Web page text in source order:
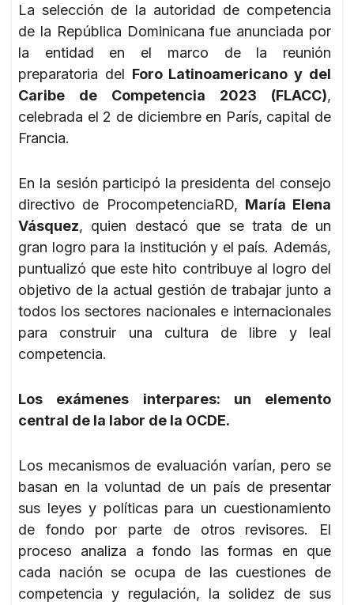
La selección de la autoridad de competencia
de la República Dominicana fue anunciada por
la entidad en el marco de la reunión
preparatoria del Foro Latinoamericano y del
Caribe de Competencia 2023 (FLACC),
celebrada el 2 de diciembre en París, capital de
Francia.
En la sesión participó la presidenta del consejo
directivo de ProcompetenciaRD, María Elena
Vásquez, quien destacó que se trata de un
gran logro para la institución y el país. Además,
puntualizó que este hito contribuye al logro del
objetivo de la actual gestión de trabajar junto a
todos los sectores nacionales e internacionales
para construir una cultura de libre y leal
competencia.
Los exámenes interpares: un elemento
central de la labor de la OCDE.
Los mecanismos de evaluación varían, pero se
basan en la voluntad de un país de presentar
sus leyes y políticas para un cuestionamiento
de fondo por parte de otros revisores. El
proceso analiza a fondo las formas en que
cada nación se ocupa de las cuestiones de
competencia y regulación, la solidez de sus